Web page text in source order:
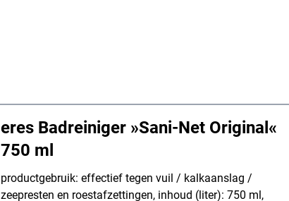
eres Badreiniger »Sani-Net Original«
750 ml
productgebruik: effectief tegen vuil / kalkaanslag /
zeepresten en roestafzettingen, inhoud (liter): 750 ml,